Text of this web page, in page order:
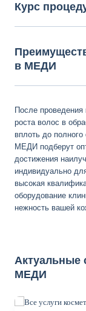
Курс
в МЕДИ
После проведения
роста волос в
вплоть до
МЕДИ подберут
достижения
индивидуально
высокая
оборудование
нежность вашей
Актуальные
МЕДИ